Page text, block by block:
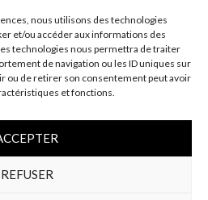
nous utilisons des technologies
et/ou accéder aux informations des
technologies nous permettra de traiter
de navigation ou les ID uniques sur
ou de retirer son consentement peut avoir
et fonctions.
REFUSER
: Un Groupe Chinois Fait
: Un Grand Groupe Fait
: Une Usine de Voitures
dans Cette Wilaya